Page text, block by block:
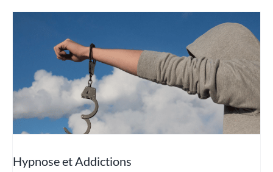
Transmettre l’autohypnose
Hypnose et Addictions